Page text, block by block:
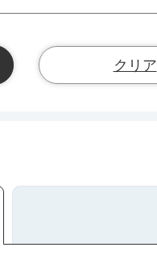
クリア